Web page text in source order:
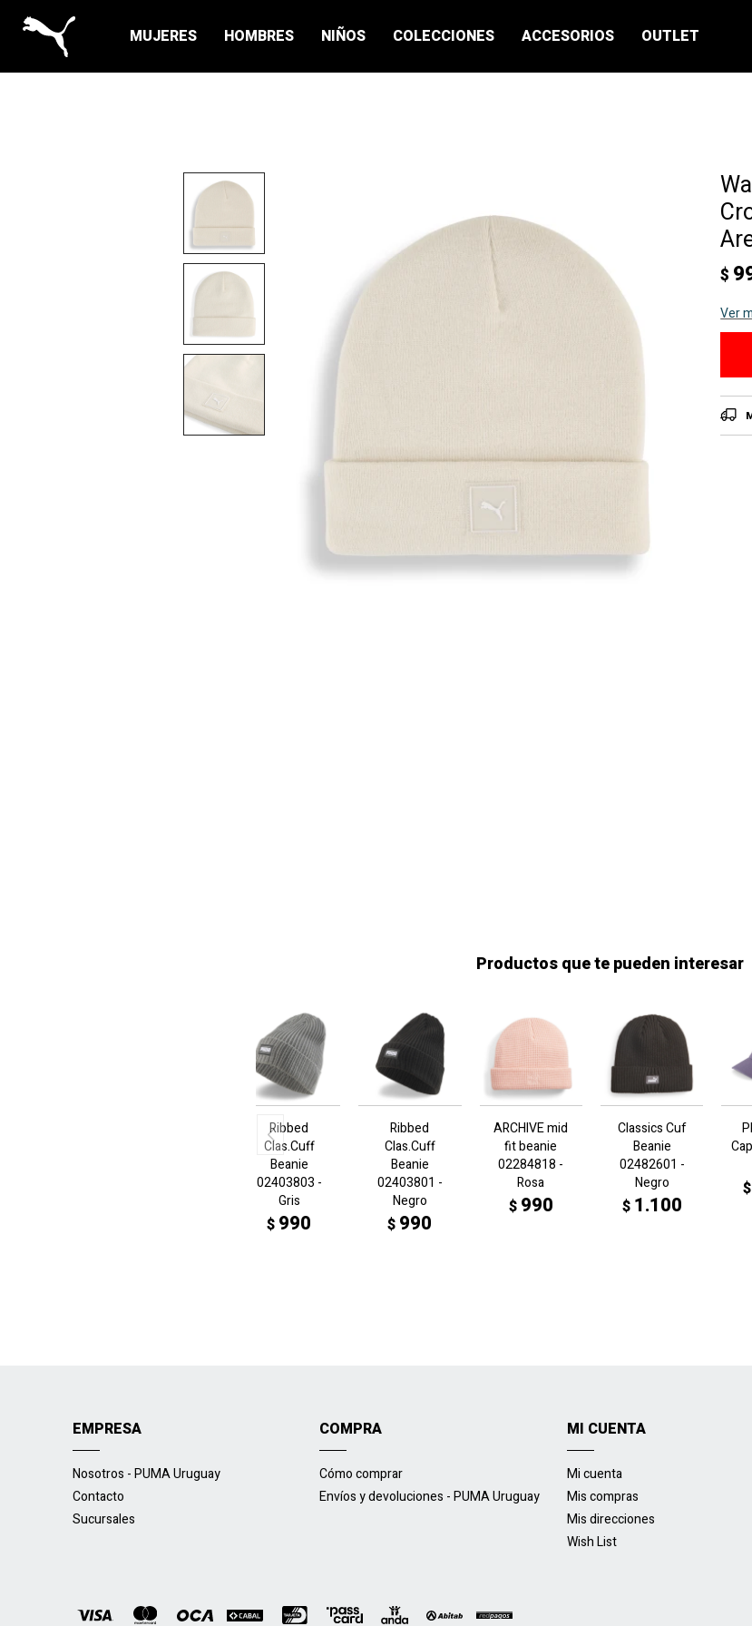
MUJERES HOMBRES NIÑOS COLECCIONES ACCESORIOS OUTLET
$
Ver
Productos que te pueden interesar
Ribbed
Clas.Cuff
Beanie
02403803 -
Gris
$ 990
Ribbed
Clas.Cuff
Beanie
02403801 -
Negro
$ 990
ARCHIVE mid
fit beanie
02284818 -
Rosa
$ 990
Classics Cuf
Beanie
02482601 -
Negro
$ 1.100
$
EMPRESA
Nosotros - PUMA Uruguay
Contacto
Sucursales
COMPRA
Cómo comprar
Envíos y devoluciones - PUMA Uruguay
MI CUENTA
Mi cuenta
Mis compras
Mis direcciones
Wish List